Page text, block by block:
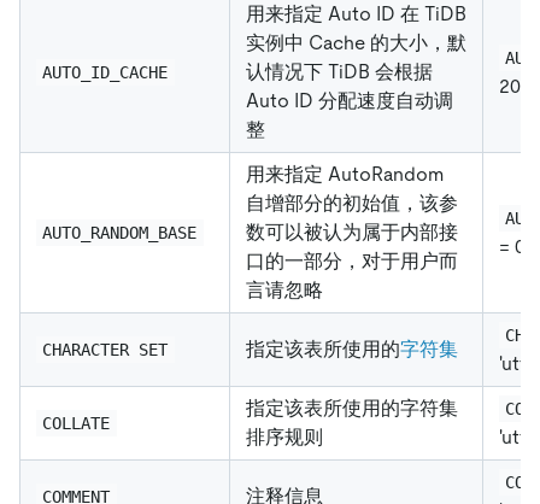
AUTO_ID_CACHE
用来指定 Auto ID 在 TiDB
实例中 Cache 的大小，默
认情况下 TiDB 会根据
Auto ID 分配速度自动调
整
200
AUTO_RANDOM_BASE
用来指定 AutoRandom
自增部分的初始值，该参
数可以被认为属于内部接
口的一部分，对于用户而
言请忽略
= 0
CHARACTER SET 指定该表所使用的字符集
COLLATE
指定该表所使用的字符集
排序规则
COMMENT 注释信息